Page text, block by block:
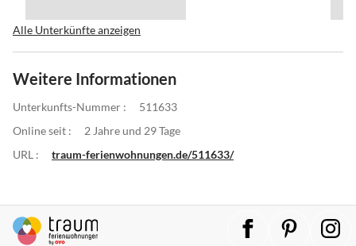
Alle Unterkünfte anzeigen
Weitere Informationen
Unterkunfts-Nummer :
511633
Online seit :
2 Jahre und 29 Tage
URL :
traum-ferienwohnungen.de/511633/